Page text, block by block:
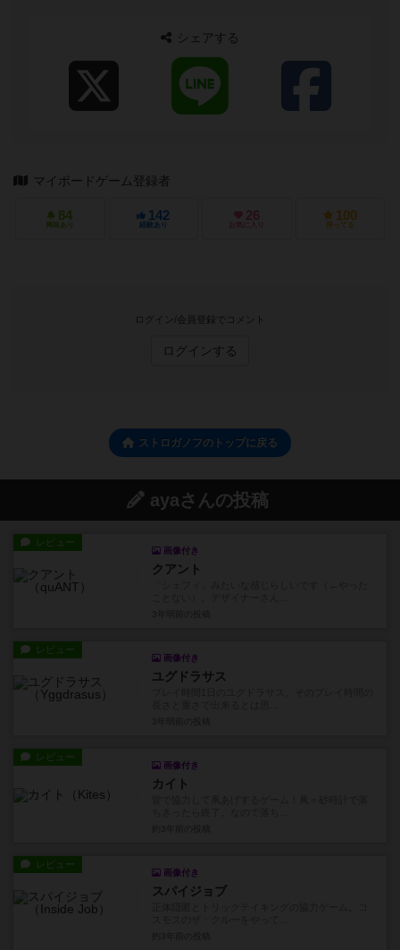
シェアする
マイボードゲーム登録者
84
興味あり
142
経験あり
26
お気に入り
100
持ってる
ログイン/会員登録でコメント
ログインする
ストロガノフのトップに戻る
ayaさんの投稿
レビュー
画像付き
クアント
レビュー
画像付き
ユグドラサス
レビュー
画像付き
カイト
レビュー
画像付き
スパイジョブ